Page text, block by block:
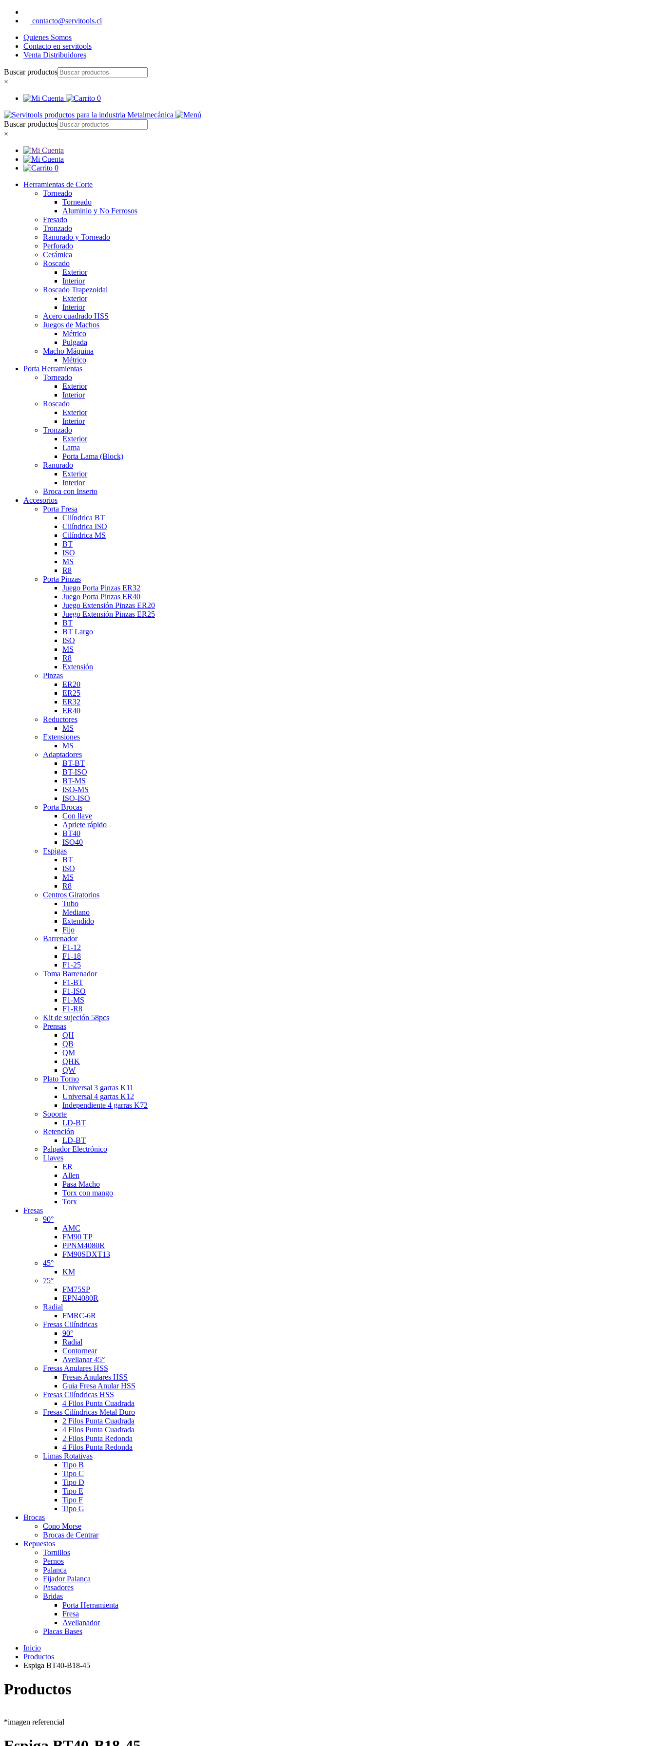
contacto@servitools.cl
Quienes Somos
Contacto en servitools
Venta Distribuidores
Buscar productos
×
0
Buscar productos
×
0
Herramientas de Corte
Torneado
Torneado
Aluminio y No Ferrosos
Fresado
Tronzado
Ranurado y Torneado
Perforado
Cerámica
Roscado
Exterior
Interior
Roscado Trapezoidal
Exterior
Interior
Acero cuadrado HSS
Juegos de Machos
Métrico
Pulgada
Macho Máquina
Métrico
Porta Herramientas
Torneado
Exterior
Interior
Roscado
Exterior
Interior
Tronzado
Exterior
Lama
Porta Lama (Block)
Ranurado
Exterior
Interior
Broca con Inserto
Accesorios
Porta Fresa
Cilíndrica BT
Cilíndrica ISO
Cilíndrica MS
BT
ISO
MS
R8
Porta Pinzas
Juego Porta Pinzas ER32
Juego Porta Pinzas ER40
Juego Extensión Pinzas ER20
Juego Extensión Pinzas ER25
BT
BT Largo
ISO
MS
R8
Extensión
Pinzas
ER20
ER25
ER32
ER40
Reductores
MS
Extensiones
MS
Adaptadores
BT-BT
BT-ISO
BT-MS
ISO-MS
ISO-ISO
Porta Brocas
Con llave
Apriete rápido
BT40
ISO40
Espigas
BT
ISO
MS
R8
Centros Giratorios
Tubo
Mediano
Extendido
Fijo
Barrenador
F1-12
F1-18
F1-25
Toma Barrenador
F1-BT
F1-ISO
F1-MS
F1-R8
Kit de sujeción 58pcs
Prensas
QH
QB
QM
QHK
QW
Plato Torno
Universal 3 garras K11
Universal 4 garras K12
Independiente 4 garras K72
Soporte
LD-BT
Retención
LD-BT
Palpador Electrónico
Llaves
ER
Allen
Pasa Macho
Torx con mango
Torx
Fresas
90°
AMC
FM90 TP
PPNM4080R
FM90SDXT13
45°
KM
75°
FM75SP
EPN4080R
Radial
FMRC-6R
Fresas Cilíndricas
90°
Radial
Contornear
Avellanar 45°
Fresas Anulares HSS
Fresas Anulares HSS
Guia Fresa Anular HSS
Fresas Cilíndricas HSS
4 Filos Punta Cuadrada
Fresas Cilíndricas Metal Duro
2 Filos Punta Cuadrada
4 Filos Punta Cuadrada
2 Filos Punta Redonda
4 Filos Punta Redonda
Limas Rotativas
Tipo B
Tipo C
Tipo D
Tipo E
Tipo F
Tipo G
Brocas
Cono Morse
Brocas de Centrar
Repuestos
Tornillos
Pernos
Palanca
Fijador Palanca
Pasadores
Bridas
Porta Herramienta
Fresa
Avellanador
Placas Bases
Inicio
Productos
Espiga BT40-B18-45
Productos
*imagen referencial